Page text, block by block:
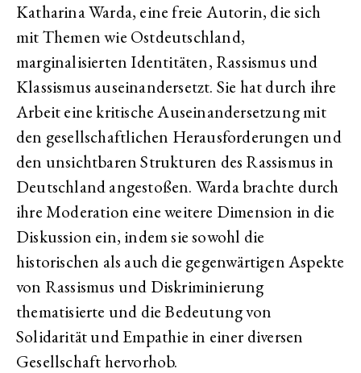
Katharina Warda, eine freie Autorin, die sich
mit Themen wie Ostdeutschland,
marginalisierten Identitäten, Rassismus und
Klassismus auseinandersetzt. Sie hat durch ihre
Arbeit eine kritische Auseinandersetzung mit
den gesellschaftlichen Herausforderungen und
den unsichtbaren Strukturen des Rassismus in
Deutschland angestoßen. Warda brachte durch
ihre Moderation eine weitere Dimension in die
Diskussion ein, indem sie sowohl die
historischen als auch die gegenwärtigen Aspekte
von Rassismus und Diskriminierung
thematisierte und die Bedeutung von
Solidarität und Empathie in einer diversen
Gesellschaft hervorhob.